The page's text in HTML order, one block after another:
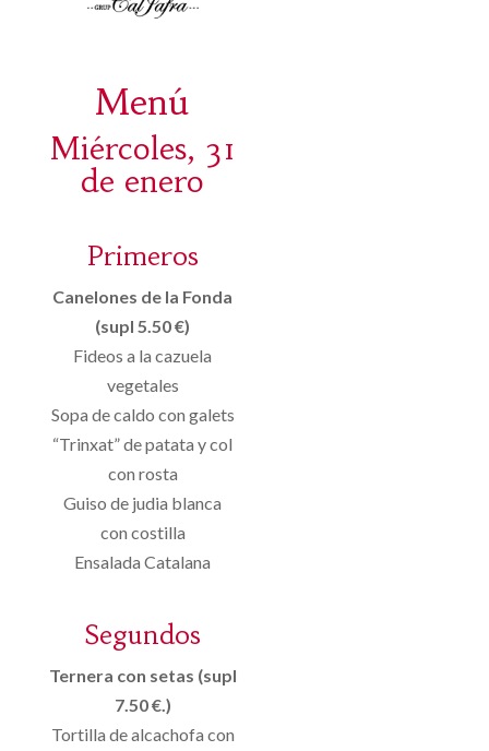
Menú
Miércoles, 31
de enero
Primeros
Canelones de la Fonda
(supl 5.50 €)
Fideos a la cazuela
vegetales
Sopa de caldo con galets
“Trinxat” de patata y col
con rosta
Guiso de judia blanca
con costilla
Ensalada Catalana
Segundos
Ternera con setas (supl
7.50 €.)
Tortilla de alcachofa con